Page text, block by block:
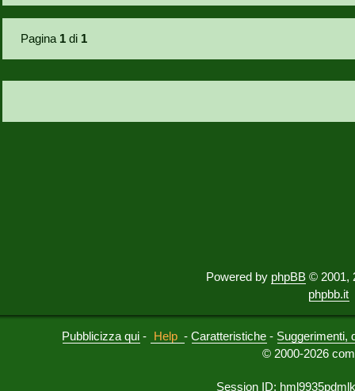
Pagina 1 di 1
Powered by phpBB © 2001,
phpbb.it
Pubblicizza qui - Help -Caratteristiche - Suggerimenti,
© 2000-2026
Session ID: